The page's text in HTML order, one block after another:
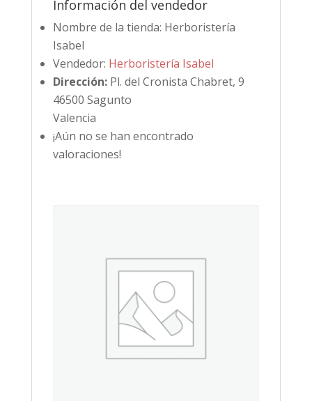
Información del vendedor
Nombre de la tienda: Herboristería
Isabel
Vendedor: Herboristería Isabel
Dirección: Pl. del Cronista Chabret, 9
46500 Sagunto
Valencia
¡Aún no se han encontrado
valoraciones!